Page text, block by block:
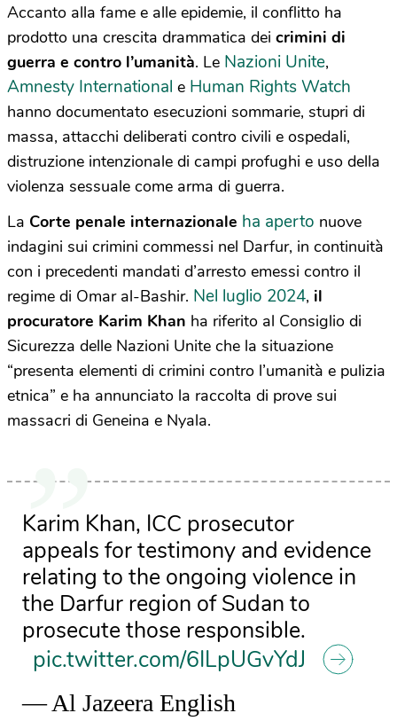
Accanto alla fame e alle epidemie, il conflitto ha
prodotto una crescita drammatica dei crimini di
guerra e contro l’umanità. Le Nazioni Unite,
Amnesty International e Human Rights Watch
hanno documentato esecuzioni sommarie, stupri di
massa, attacchi deliberati contro civili e ospedali,
distruzione intenzionale di campi profughi e uso della
violenza sessuale come arma di guerra.
La Corte penale internazionale ha aperto nuove
indagini sui crimini commessi nel Darfur, in continuità
con i precedenti mandati d’arresto emessi contro il
regime di Omar al-Bashir. Nel luglio 2024, il
procuratore Karim Khan ha riferito al Consiglio di
Sicurezza delle Nazioni Unite che la situazione
“presenta elementi di crimini contro l’umanità e pulizia
etnica” e ha annunciato la raccolta di prove sui
massacri di Geneina e Nyala.
Karim Khan, ICC prosecutor
appeals for testimony and evidence
relating to the ongoing violence in
the Darfur region of Sudan to
prosecute those responsible.
pic.twitter.com/6ILpUGvYdJ
— Al Jazeera English